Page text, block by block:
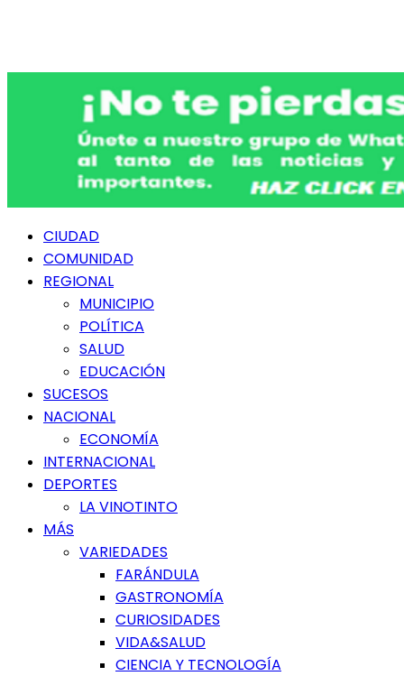
Menú
principal
CIUDAD
COMUNIDAD
REGIONAL
MUNICIPIO
POLÍTICA
SALUD
EDUCACIÓN
SUCESOS
NACIONAL
ECONOMÍA
INTERNACIONAL
DEPORTES
LA VINOTINTO
MÁS
VARIEDADES
FARÁNDULA
GASTRONOMÍA
CURIOSIDADES
VIDA&SALUD
CIENCIA Y TECNOLOGÍA